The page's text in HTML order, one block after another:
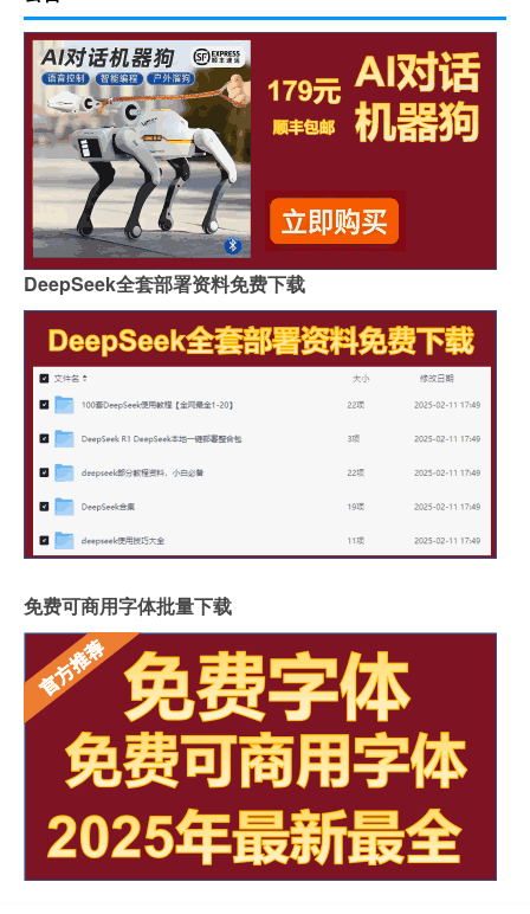
DeepSeek全套部署资料免费下载
免费可商用字体批量下载